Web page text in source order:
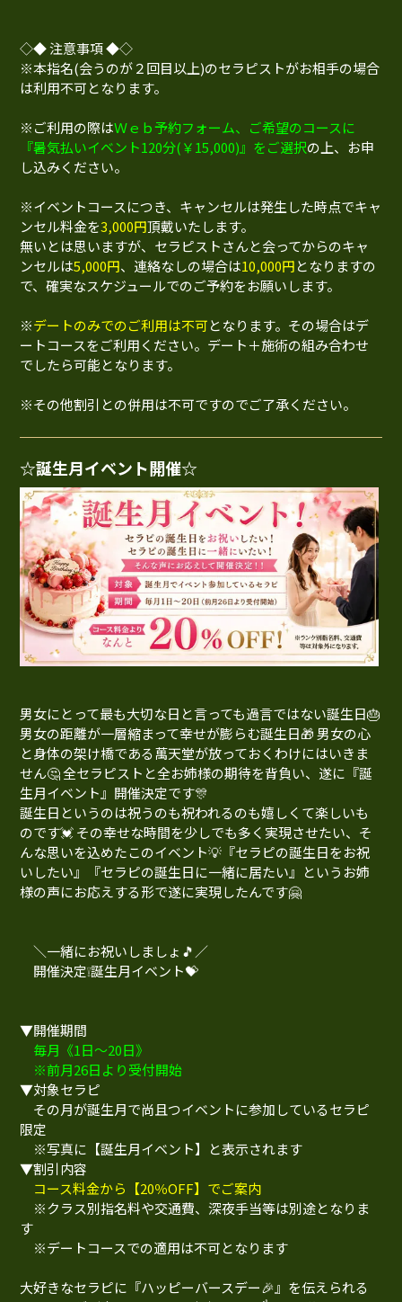
◇◆ 注意事項 ◆◇
※本指名(会うのが２回目以上)のセラピストがお相手の場合
は利用不可となります。
※ご利用の際はＷｅｂ予約フォーム、ご希望のコースに
『暑気払いイベント120分(￥15,000)』をご選択の上、お申
し込みください。
※イベントコースにつき、キャンセルは発生した時点でキャ
ンセル料金を3,000円頂戴いたします。
無いとは思いますが、セラピストさんと会ってからのキャ
ンセルは5,000円、連絡なしの場合は10,000円となりますの
で、確実なスケジュールでのご予約をお願いします。
※デートのみでのご利用は不可となります。その場合はデ
ートコースをご利用ください。デート＋施術の組み合わせ
でしたら可能となります。
※その他割引との併用は不可ですのでご了承ください。
☆誕生月イベント開催☆
男女にとって最も大切な日と言っても過言ではない誕生日🎂
男女の距離が一層縮まって幸せが膨らむ誕生日🎁 男女の心
と身体の架け橋である萬天堂が放っておくわけにはいきま
せん🤔 全セラピストと全お姉様の期待を背負い、遂に『誕
生月イベント』開催決定です🎊
誕生日というのは祝うのも祝われるのも嬉しくて楽しいも
のです💓 その幸せな時間を少しでも多く実現させたい、そ
んな思いを込めたこのイベント💡『セラピの誕生日をお祝
いしたい』『セラピの誕生日に一緒に居たい』というお姉
様の声にお応えする形で遂に実現したんです🤗
＼一緒にお祝いしましょ🎵／
開催決定❕誕生月イベント💝
▼開催期間
毎月《1日～20日》
※前月26日より受付開始
▼対象セラピ
その月が誕生月で尚且つイベントに参加しているセラピ
限定
※写真に【誕生月イベント】と表示されます
▼割引内容
コース料金から【20％OFF】でご案内
※クラス別指名料や交通費、深夜手当等は別途となりま
す
※デートコースでの適用は不可となります
大好きなセラピに『ハッピーバースデー🎉』を伝えられる